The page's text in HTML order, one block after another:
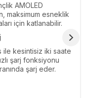
AMOLED
maksimum esneklik
için katlanabilir.
ile kesintisiz iki saate
şarj fonksiyonu
şarj eder.